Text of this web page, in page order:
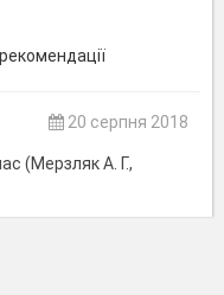
20 серпня 2018
(Мерзляк А. Г.,